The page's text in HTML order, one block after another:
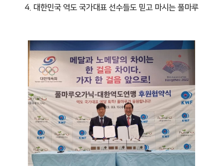
4. 대한민국 역도 국가대표 선수들도 믿고 마시는 풀마루